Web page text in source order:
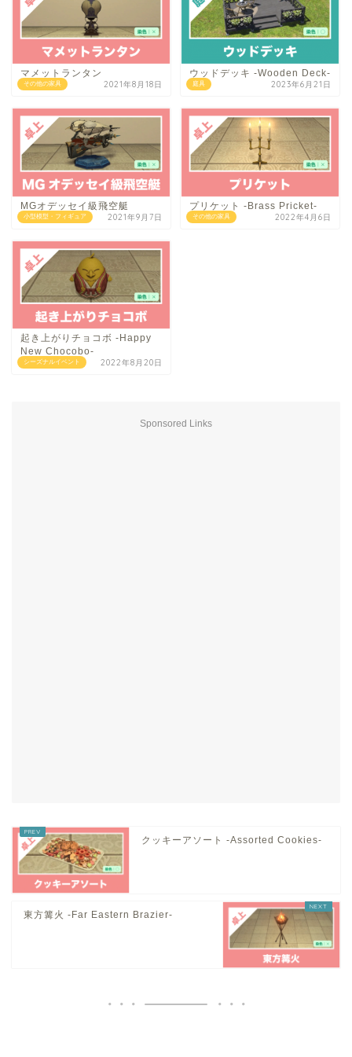
その他の家具
マメットランタン
2021年8月18日 庭具
ウッドデッキ -Wooden Deck-
2023年6月21日
小型模型・フィギュア
MGオデッセイ級飛空艇
2021年9月7日 その他の家具
プリケット -Brass Pricket-
2022年4月6日
シーズナルイベント
起き上がりチョコボ -Happy
New Chocobo-
2022年8月20日
Sponsored Links
クッキーアソート -Assorted Cookies-
東方篝火 -Far Eastern Brazier-